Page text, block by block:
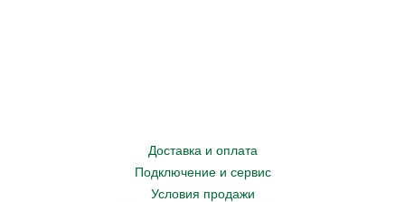
Доставка и оплата
Подключение и сервис
Условия продажи